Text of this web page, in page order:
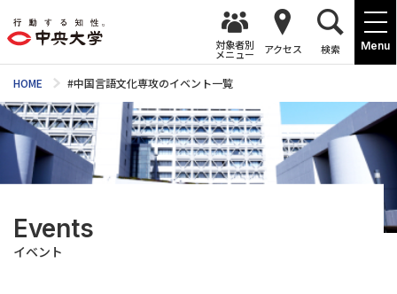
Menu
対象者別
メニュー アクセス 検索
HOME #中国言語文化専攻のイベント一覧
Events
イベント